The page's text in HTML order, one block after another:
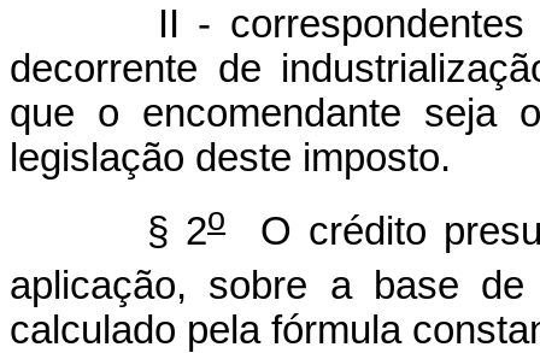
II - correspondentes ao
decorrente de
que o encomendante seja
legislação deste imposto.
§ 2oO crédito
aplicação, sobre a base
calculado pela fórmula